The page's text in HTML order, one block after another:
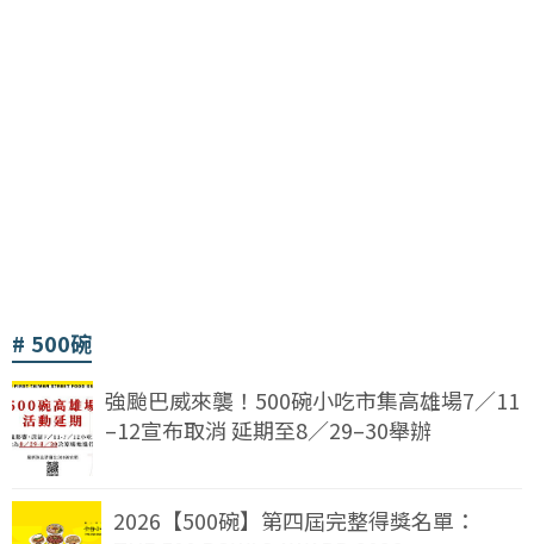
500碗
強颱巴威來襲！500碗小吃市集高雄場7／11
–12宣布取消 延期至8／29–30舉辦
2026【500碗】第四屆完整得獎名單：